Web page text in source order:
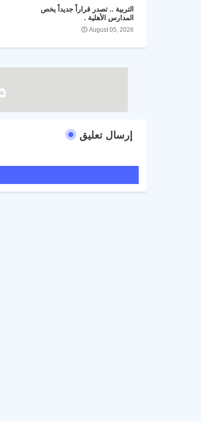
التربية .. تصدر قراراً جديداً يخص
المدارس الأهلية .
August 05, 2026
إرسال تعليق